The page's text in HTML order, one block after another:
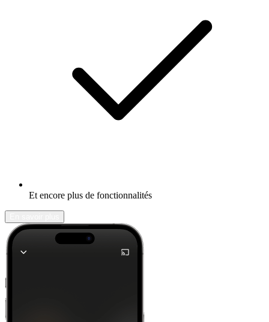
Et encore plus de fonctionnalités